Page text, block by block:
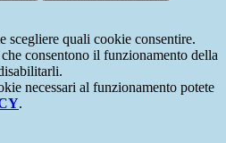
scegliere quali cookie consentire.
consentono il funzionamento della
necessari al funzionamento potete
.